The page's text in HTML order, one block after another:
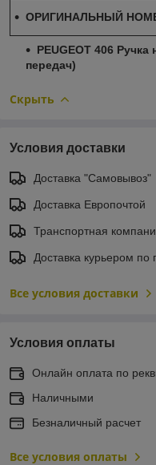
ОРИГИНАЛЬНЫЙ
PEUGEOT 406
передач)
Скрыть
Условия доставки
Доставка "Самовывоз"
Доставка Европочтой
Транспортная
Доставка курьером по
Все условия доставки
Условия оплаты
Онлайн оплата по
Наличными
Безналичный расчет
Все условия оплаты